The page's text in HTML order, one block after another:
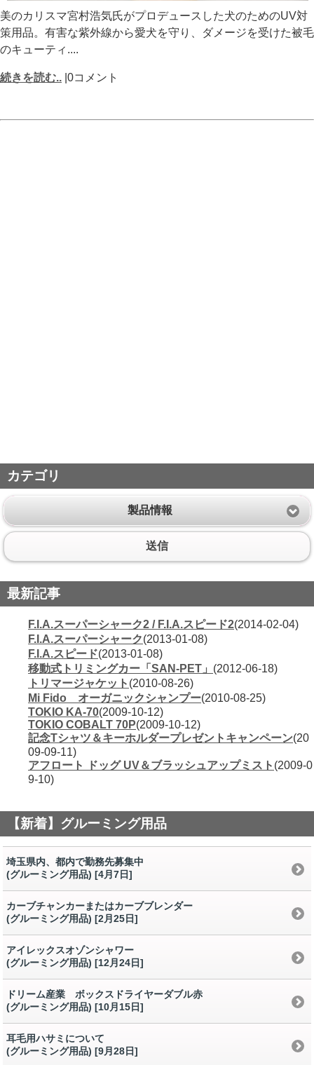
美のカリスマ宮村浩気氏がプロデュースした犬のためのUV対
策用品。有害な紫外線から愛犬を守り、ダメージを受けた被毛
のキューティ....
続きを読む.. |0コメント
カテゴリ
製品情報
送信
最新記事
F.I.A.スーパーシャーク2 / F.I.A.スピード2(2014-02-04)
F.I.A.スーパーシャーク(2013-01-08)
F.I.A.スピード(2013-01-08)
移動式トリミングカー「SAN-PET」 (2012-06-18)
トリマージャケット (2010-08-26)
Mi Fido オーガニックシャンプー(2010-08-25)
TOKIO KA-70(2009-10-12)
TOKIO COBALT 70P(2009-10-12)
記念Tシャツ＆キーホルダープレゼントキャンペーン(20
09-09-11)
アフロート ドッグ UV＆ブラッシュアップミスト (2009-0
9-10)
【新着】グルーミング用品
埼玉県内、都内で勤務先募集中
(グルーミング用品) [4月7日]
カーブチャンカーまたはカーブブレンダー
(グルーミング用品) [2月25日]
アイレックスオゾンシャワー
(グルーミング用品) [12月24日]
ドリーム産業 ボックスドライヤーダブル赤
(グルーミング用品) [10月15日]
耳毛用ハサミについて
(グルーミング用品) [9月28日]